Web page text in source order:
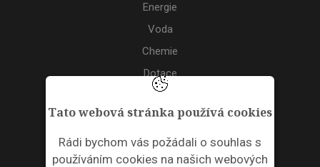
Tato webová stránka používá cookies
Rádi bychom vás požádali o souhlas s
používáním cookies na našich webových
Energie
Voda
Chemie
Dotace
Akce
ODPADNÍ PLASTY